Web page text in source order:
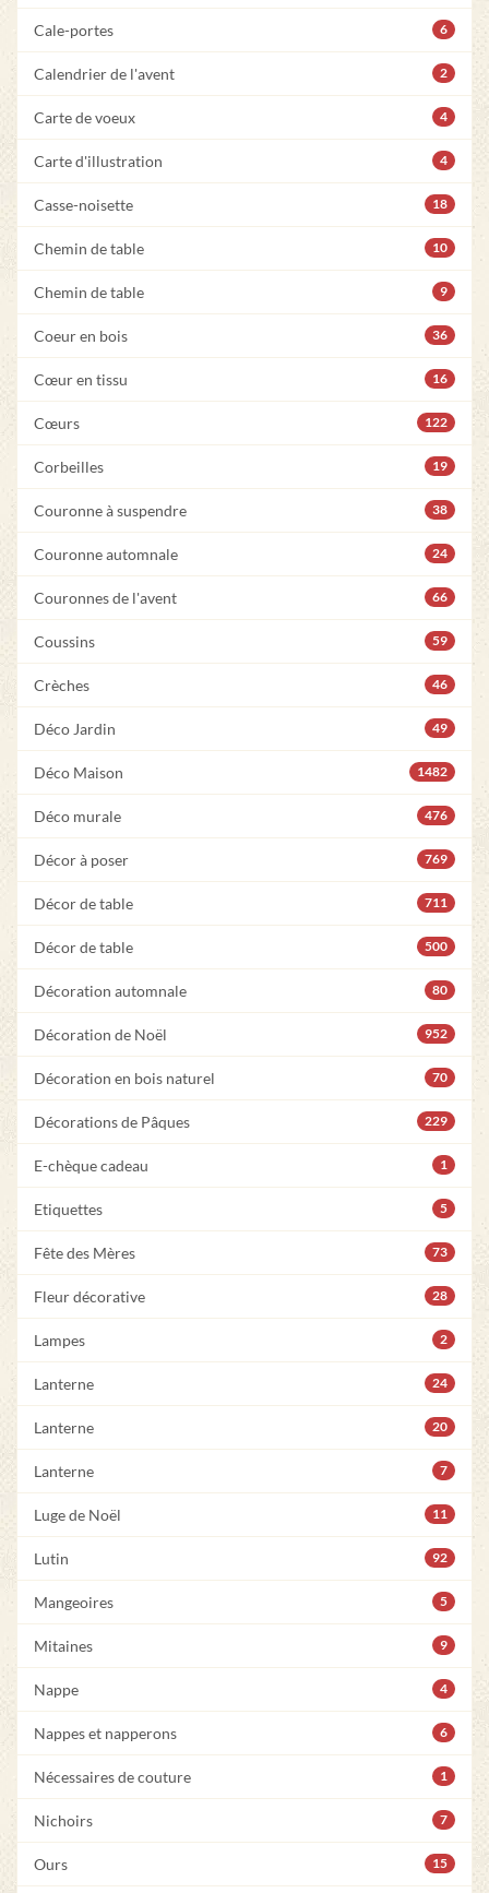
Cale-portes 6
Calendrier de l'avent 2
Carte de voeux 4
Carte d'illustration 4
Casse-noisette 18
Chemin de table 10
Chemin de table 9
Coeur en bois 36
Cœur en tissu 16
Cœurs 122
Corbeilles 19
Couronne à suspendre 38
Couronne automnale 24
Couronnes de l'avent 66
Coussins 59
Crèches 46
Déco Jardin 49
Déco Maison 1482
Déco murale 476
Décor à poser 769
Décor de table 711
Décor de table 500
Décoration automnale 80
Décoration de Noël 952
Décoration en bois naturel 70
Décorations de Pâques 229
E-chèque cadeau 1
Etiquettes 5
Fête des Mères 73
Fleur décorative 28
Lampes 2
Lanterne 24
Lanterne 20
Lanterne 7
Luge de Noël 11
Lutin 92
Mangeoires 5
Mitaines 9
Nappe 4
Nappes et napperons 6
Nécessaires de couture 1
Nichoirs 7
Ours 15